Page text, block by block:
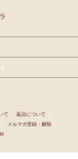
！
リカの色』
ジバル金職人のハ
ど、色も素敵！
を楽しみます！
ご感想
料■カフェアフリ
て / 返品について
/
/ メルマガ登録・解除 /